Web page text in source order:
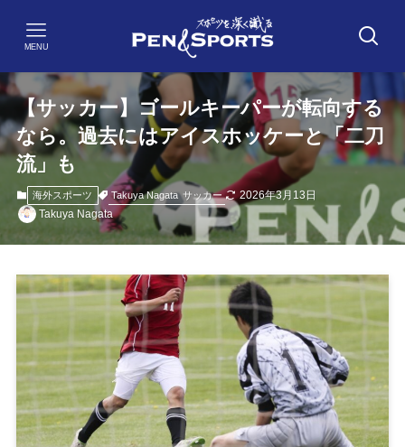
MENU
【サッカー】ゴールキーパーが転向する
なら。過去にはアイスホッケーと「二刀
流」も
海外スポーツ Takuya Nagata サッカー
2026年3月13日
Takuya Nagata